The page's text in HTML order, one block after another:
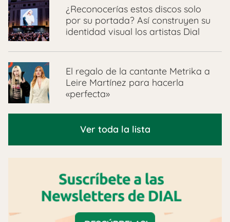
¿Reconocerías estos discos solo
por su portada? Así construyen su
identidad visual los artistas Dial
El regalo de la cantante Metrika a
Leire Martínez para hacerla
«perfecta»
Ver toda la lista